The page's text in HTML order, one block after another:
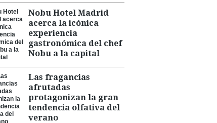
Nobu Hotel Madrid
acerca la icónica
experiencia
gastronómica del chef
Nobu a la capital
Las fragancias
afrutadas
protagonizan la gran
tendencia olfativa del
verano